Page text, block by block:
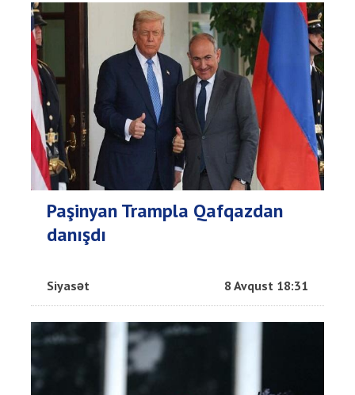
Paşinyan Trampla Qafqazdan
danışdı
Siyasət 8 Avqust 18:31